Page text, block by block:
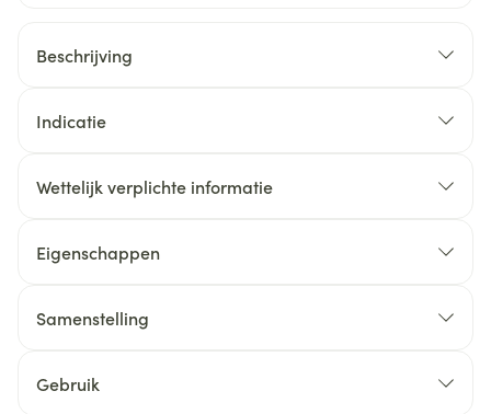
Beschrijving
Indicatie
Wettelijk verplichte informatie
Eigenschappen
Samenstelling
Gebruik